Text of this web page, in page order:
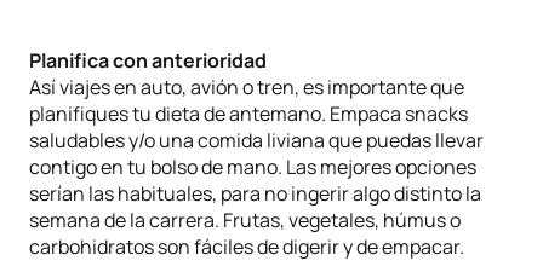
Planifica con anterioridad
Así viajes en auto, avión o tren, es importante que
planifiques tu dieta de antemano. Empaca snacks
saludables y/o una comida liviana que puedas llevar
contigo en tu bolso de mano. Las mejores opciones
serían las habituales, para no ingerir algo distinto la
semana de la carrera. Frutas, vegetales, húmus o
carbohidratos son fáciles de digerir y de empacar.